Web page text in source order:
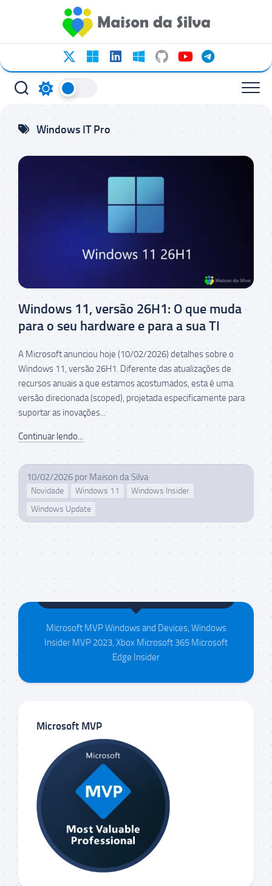
conteúdo
Windows IT Pro
Windows 11, versão 26H1: O que muda
para o seu hardware e para a sua TI
A Microsoft anunciou hoje (10/02/2026) detalhes sobre o
Windows 11, versão 26H1. Diferente das atualizações de
recursos anuais a que estamos acostumados, esta é uma
versão direcionada (scoped), projetada especificamente para
suportar as inovações...
Continuar lendo...
10/02/2026 por Maison da Silva
Novidade Windows 11
Windows Insider
Windows Update
Maison da Silva
Microsoft MVP Windows and Devices, Windows
Insider MVP 2023, Xbox Microsoft 365 Microsoft
Edge Insider
Microsoft MVP